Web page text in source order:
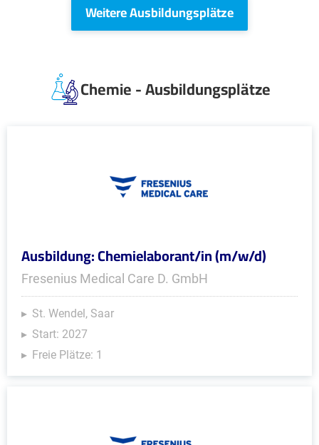
Weitere Ausbildungsplätze
Chemie - Ausbildungsplätze
Ausbildung: Chemielaborant/in (m/w/d)
Fresenius Medical Care D. GmbH
St. Wendel, Saar
Start: 2027
Freie Plätze: 1